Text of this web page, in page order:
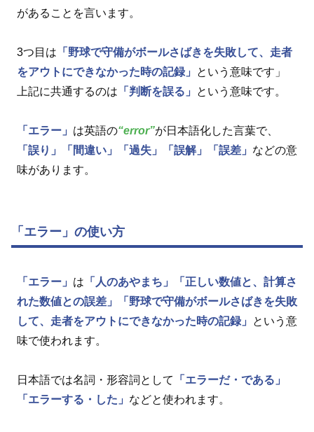
があることを言います。
3つ目は 「野球で守備がボールさばきを失敗して、走者
をアウトにできなかった時の記録」
という意味です」
上記に共通するのは 「判断を誤る」 という意味です。
「エラー」 は英語の“error”が日本語化した言葉で、
「誤り」
「間違い」 「過失」 「誤解」 「誤差」 などの意
味があります。
「エラー」の使い方
「エラー」 は 「人のあやまち」
「正しい数値と、計算さ
れた数値との誤差」
「野球で守備がボールさばきを失敗
して、走者をアウトにできなかった時の記録」
という意
味で使われます。
日本語では名詞・形容詞として
「エラーだ・である」
「エラーする・した」 などと使われます。